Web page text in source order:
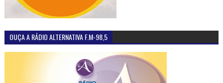
OUÇA A RÁDIO ALTERNATIVA F.M-98,5